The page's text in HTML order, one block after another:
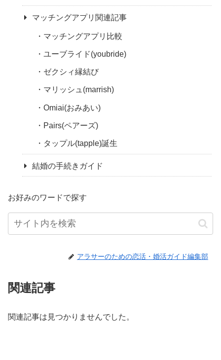
マッチングアプリ関連記事
マッチングアプリ比較
ユーブライド(youbride)
ゼクシィ縁結び
マリッシュ(marrish)
Omiai(おみあい)
Pairs(ペアーズ)
タップル(tapple)誕生
結婚の手続きガイド
お好みのワードで探す
アラサーのための恋活・婚活ガイド編集部
関連記事
関連記事は見つかりませんでした。